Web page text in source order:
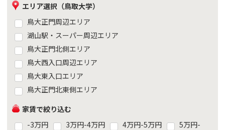
エリア選択（鳥取大学）
鳥大正門周辺エリア
湖山駅・スーパー周辺エリア
鳥大正門北側エリア
鳥大西入口周辺エリア
鳥大東入口エリア
鳥大正門北東側エリア
家賃で絞り込む
-3万円
3万円-4万円 4万円-5万円
5万円-